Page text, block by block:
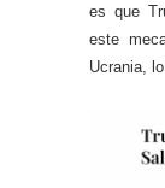
es que
este
Ucrania,